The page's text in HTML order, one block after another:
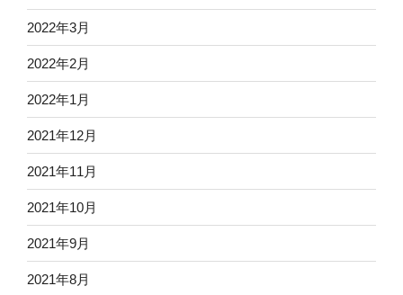
2022年3月
2022年2月
2022年1月
2021年12月
2021年11月
2021年10月
2021年9月
2021年8月